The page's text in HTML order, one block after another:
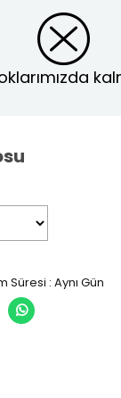
Süresi : Aynı Gün